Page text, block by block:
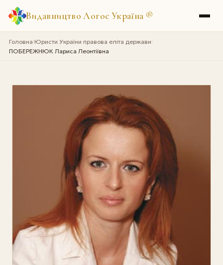
Видавництво Логос Україна ®
Головна›Юристи України правова еліта держави›
ПОБЕРЕЖНЮК Лариса Леонтіївна